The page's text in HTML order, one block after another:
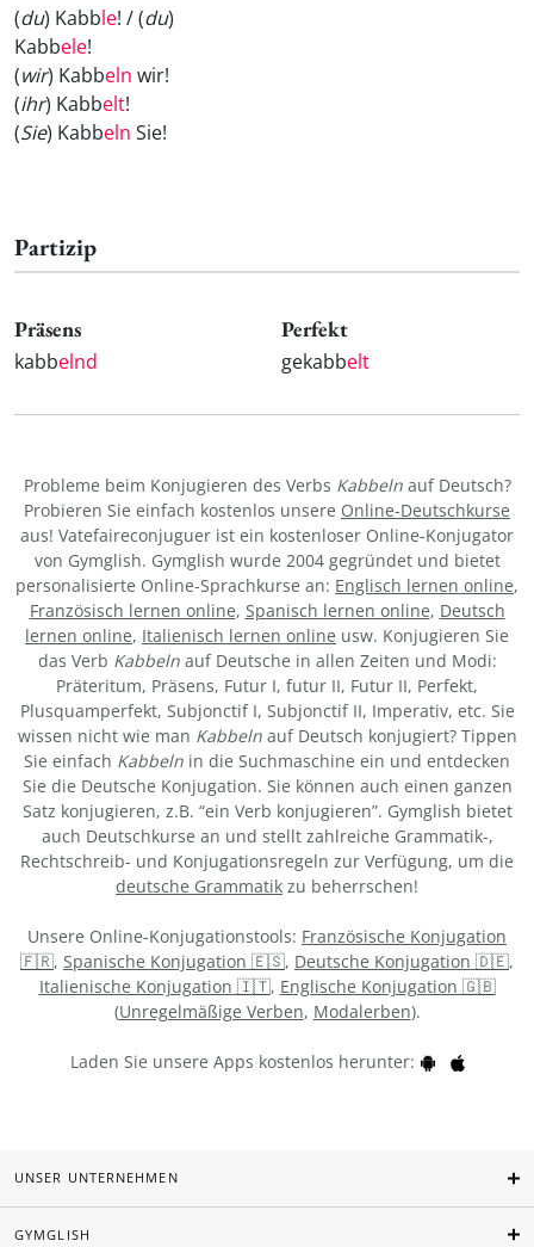
(du) Kabble! / (du)
Kabbele!
(wir) Kabbeln wir!
(ihr) Kabbelt!
(Sie) Kabbeln Sie!
Partizip
Präsens
kabbelnd
Perfekt
gekabbelt
Probleme beim Konjugieren des Verbs Kabbelnauf Deutsch?
Probieren Sie einfach kostenlos unsere Online-Deutschkurse
aus! Vatefaireconjuguer ist ein kostenloser Online-Konjugator
von Gymglish. Gymglish wurde 2004 gegründet und bietet
personalisierte Online-Sprachkurse an: Englisch lernen online,
Französisch lernen online, Spanisch lernen online, Deutsch
lernen online, Italienisch lernen online usw. Konjugieren Sie
das Verb Kabbelnauf Deutsche in allen Zeiten und Modi:
Präteritum, Präsens, Futur I, futur II, Futur II, Perfekt,
Plusquamperfekt, Subjonctif I, Subjonctif II, Imperativ, etc. Sie
wissen nicht wie man Kabbelnauf Deutsch konjugiert? Tippen
Sie einfach Kabbeln in die Suchmaschine ein und entdecken
Sie die Deutsche Konjugation. Sie können auch einen ganzen
Satz konjugieren, z.B. “ein Verb konjugieren”. Gymglish bietet
auch Deutschkurse an und stellt zahlreiche Grammatik-,
Rechtschreib- und Konjugationsregeln zur Verfügung, um die
deutsche Grammatik zu beherrschen!
Unsere Online-Konjugationstools: Französische Konjugation
🇫🇷, Spanische Konjugation 🇪🇸, Deutsche Konjugation 🇩🇪,
Italienische Konjugation 🇮🇹, Englische Konjugation 🇬🇧
(Unregelmäßige Verben, Modalerben).
Laden Sie unsere Apps kostenlos herunter:
UNSER UNTERNEHMEN
GYMGLISH